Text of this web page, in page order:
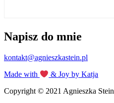
Napisz do mnie
kontakt@agnieszkastein.pl
Made with
& Joy by Katja
Copyright © 2021 Agnieszka Stein